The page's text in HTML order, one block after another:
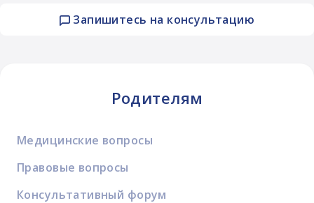
Запишитесь на консультацию
Родителям
Медицинские вопросы
Правовые вопросы
Консультативный форум